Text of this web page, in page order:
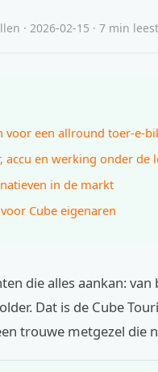
· 2026-02-15 · 7 min
voor een allround toer-e-
accu en werking onder de
in de markt
Cube eigenaren
die alles aankan:
Dat is de Cube
trouwe metgezel die